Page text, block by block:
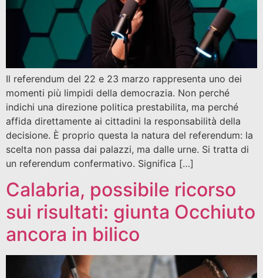
Il referendum del 22 e 23 marzo rappresenta uno dei
momenti più limpidi della democrazia. Non perché
indichi una direzione politica prestabilita, ma perché
affida direttamente ai cittadini la responsabilità della
decisione. È proprio questa la natura del referendum: la
scelta non passa dai palazzi, ma dalle urne. Si tratta di
un referendum confermativo. Significa […]
Calabria, possibile ricorso
sui risultati: giunta Occhiuto
ancora in bilico